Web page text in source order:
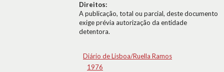
Direitos:
A publicação, total ou parcial, deste documento
exige prévia autorização da entidade
detentora.
Diário de Lisboa/Ruella Ramos
1976